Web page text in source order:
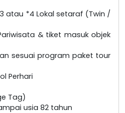
atau *4 Lokal setaraf (Twin /
& tiket masuk objek
sesuai program paket tour
Perhari
Tag)
usia 82 tahun